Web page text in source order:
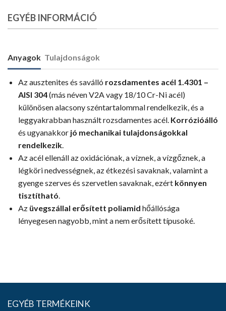
EGYÉB INFORMÁCIÓ
Anyagok Tulajdonságok
Az ausztenites és saválló rozsdamentes acél 1.4301 –
AISI 304(más néven V2A vagy 18/10 Cr-Ni acél)
különösen alacsony széntartalommal rendelkezik, és a
leggyakrabban használt rozsdamentes acél. Korrózióálló
és ugyanakkor jó mechanikai tulajdonságokkal
rendelkezik.
Az acél ellenáll az oxidációnak, a víznek, a vízgőznek, a
légköri nedvességnek, az étkezési savaknak, valamint a
gyenge szerves és szervetlen savaknak, ezért könnyen
tisztítható.
Az üvegszállal erősített poliamid hőállósága
lényegesen nagyobb, mint a nem erősített típusoké.
EGYÉB TERMÉKEINK